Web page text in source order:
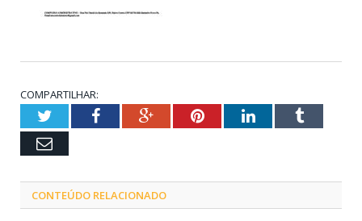
COMPARTILHAR:
TwitterFacebookGoogle+PinterestLinkedInTumblr
Email
CONTEÚDO RELACIONADO